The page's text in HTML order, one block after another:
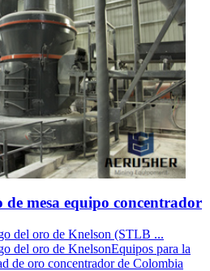
mesa equipo concentrador
del oro de Knelson (STLB ...
del oro de KnelsonEquipos para la
de oro concentrador de Colombia